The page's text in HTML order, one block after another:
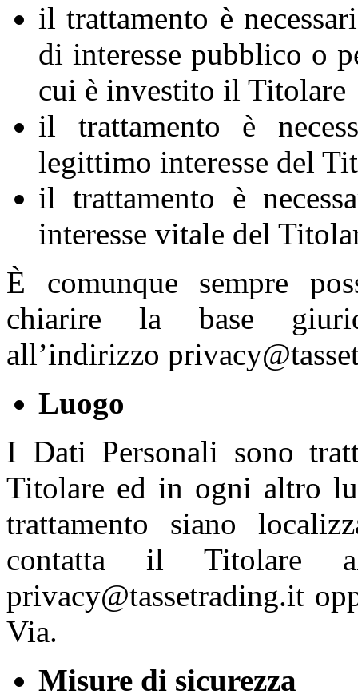
il trattamento è
di interesse pubblico o
cui è investito il Titolare
il trattamento è
legittimo interesse del
il trattamento è
interesse vitale del
È comunque sempre
chiarire la base
all’indirizzo
Luogo
I Dati Personali sono
Titolare ed in ogni altro
trattamento siano
contatta il Titolare
privacy@tassetrading.it
Via.
Misure di sicurezza